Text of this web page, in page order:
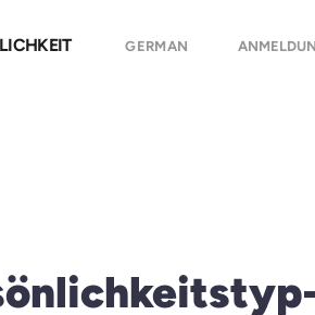
GERMAN